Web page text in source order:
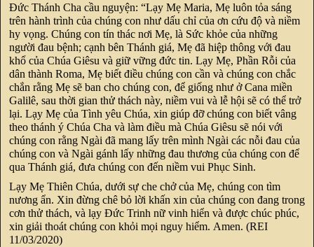
Đức Thánh Cha cầu nguyện: “Lạy Mẹ Maria, Mẹ luôn tỏa sáng
trên hành trình của chúng con như dấu chỉ của ơn cứu độ và niềm
hy vọng. Chúng con tín thác nơi Mẹ, là Sức khỏe của những
người đau bệnh; cạnh bên Thánh giá, Mẹ đã hiệp thông với đau
khổ của Chúa Giêsu và giữ vững đức tin. Lạy Mẹ, Phần Rỗi của
dân thành Roma, Mẹ biết điều chúng con cần và chúng con chắc
chắn rằng Mẹ sẽ ban cho chúng con, để giống như ở Cana miền
Galilê, sau thời gian thử thách này, niềm vui và lễ hội sẽ có thể trở
lại. Lạy Mẹ của Tình yêu Chúa, xin giúp đỡ chúng con biết vâng
theo thánh ý Chúa Cha và làm điều mà Chúa Giêsu sẽ nói với
chúng con rằng Ngài đã mang lấy trên mình Ngài các nỗi đau của
chúng con và Ngài gánh lấy những đau thương của chúng con để
qua Thánh giá, đưa chúng con đến niềm vui Phục Sinh.
Lạy Mẹ Thiên Chúa, dưới sự che chở của Mẹ, chúng con tìm
nương ẩn. Xin đừng chê bỏ lời khấn xin của chúng con đang trong
cơn thử thách, và lạy Đức Trinh nữ vinh hiển và được chúc phúc,
xin giải thoát chúng con khỏi mọi nguy hiểm. Amen. (REI
11/03/2020)